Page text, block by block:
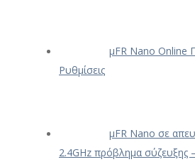
μFR Nano Online
Ρυθμίσεις
μFR Nano σε
2.4GHz πρόβλημα σύζευξης